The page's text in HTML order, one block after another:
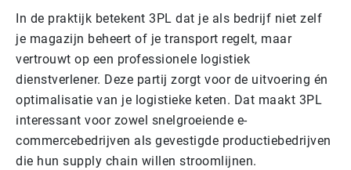
In de praktijk betekent 3PL dat je als bedrijf niet zelf
je magazijn beheert of je transport regelt, maar
vertrouwt op een professionele logistiek
dienstverlener. Deze partij zorgt voor de uitvoering én
optimalisatie van je logistieke keten. Dat maakt 3PL
interessant voor zowel snelgroeiende e-
commercebedrijven als gevestigde productiebedrijven
die hun supply chain willen stroomlijnen.